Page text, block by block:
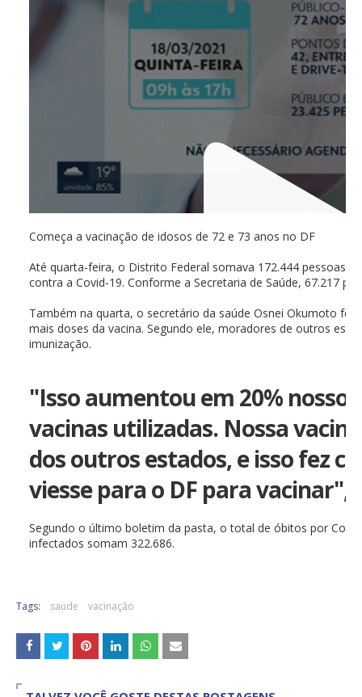
Começa a vacinação de idosos de 72 e 73 anos no DF
Até quarta-feira, o Distrito Federal somava 172.444 pessoas
contra a Covid-19. Conforme a Secretaria de Saúde, 67.217
Também na quarta, o secretário da saúde Osnei Okumoto
mais doses da vacina. Segundo ele, moradores de outros
imunização.
"Isso aumentou em 20%
vacinas utilizadas. Nossa
dos outros estados, e isso fez
viesse para o DF para
Segundo o último boletim da pasta, o total de óbitos por
infectados somam 322.686.
Tags: saude vacinação